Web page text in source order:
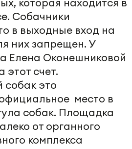
которая находится в
Собачники
в выходные вход на
них запрещен. У
Елена Оконешниковой
этот счет.
собак это
место в
собак. Площадка
от органного
комплекса